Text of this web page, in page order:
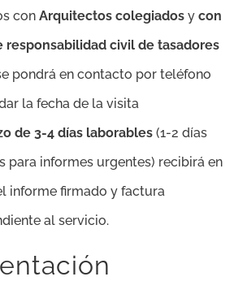
con Arquitectos colegiados y con
responsabilidad civil de tasadores
pondrá en contacto por teléfono
la fecha de la visita
de 3-4 días laborables (1-2 días
para informes urgentes) recibirá en
informe firmado y factura
al servicio.